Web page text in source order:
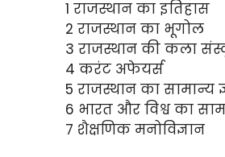
1 राजस्थान का इतिहास
2 राजस्थान का भूगोल
3 राजस्थान की कला
4 करंट अफेयर्स
5 राजस्थान का सामान्य
6 भारत और विश्व का
7 शैक्षणिक मनोविज्ञान